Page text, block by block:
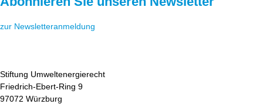
zur Newsletteranmeldung
Stiftung Umweltenergierecht
Friedrich-Ebert-Ring 9
97072 Würzburg